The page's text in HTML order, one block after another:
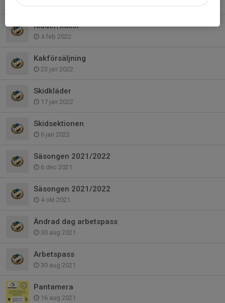
Kläder/kakor
4 feb 2022
Kakförsäljning
23 jan 2022
Skidkläder
17 jan 2022
Skidsektionen
6 jan 2022
Säsongen 2021/2022
6 dec 2021
Säsongen 2021/2022
4 okt 2021
Ändrad dag arbetspass
30 aug 2021
Arbetspass
30 aug 2021
Pantamera
16 aug 2021